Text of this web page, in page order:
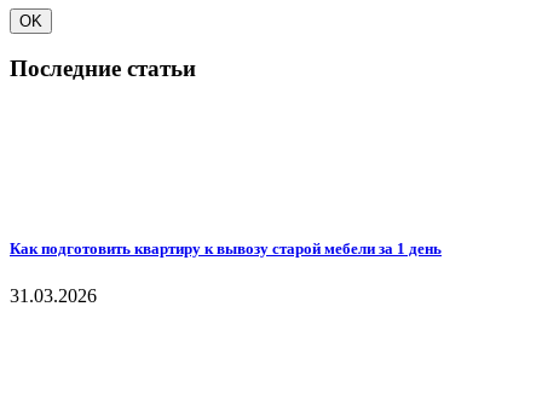
Последние статьи
Как подготовить квартиру к вывозу старой мебели за 1 день
31.03.2026